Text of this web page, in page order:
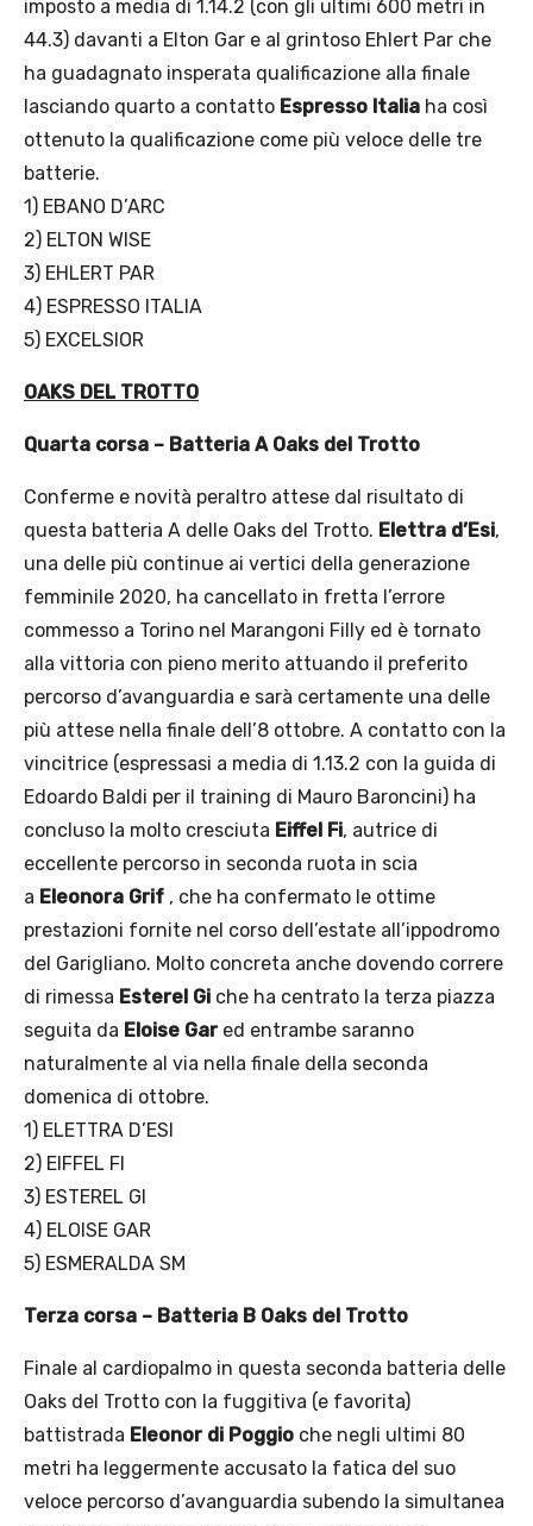
imposto a media di 1.14.2 (con gli ultimi 600 metri in
44.3) davanti a Elton Gar e al grintoso Ehlert Par che
ha guadagnato insperata qualificazione alla finale
lasciando quarto a contatto Espresso Italia ha così
ottenuto la qualificazione come più veloce delle tre
batterie.
1) EBANO D’ARC
2) ELTON WISE
3) EHLERT PAR
4) ESPRESSO ITALIA
5) EXCELSIOR
OAKS DEL TROTTO
Quarta corsa – Batteria A Oaks del Trotto
Conferme e novità peraltro attese dal risultato di
questa batteria A delle Oaks del Trotto. Elettra d’Esi,
una delle più continue ai vertici della generazione
femminile 2020, ha cancellato in fretta l’errore
commesso a Torino nel Marangoni Filly ed è tornato
alla vittoria con pieno merito attuando il preferito
percorso d’avanguardia e sarà certamente una delle
più attese nella finale dell’8 ottobre. A contatto con la
vincitrice (espressasi a media di 1.13.2 con la guida di
Edoardo Baldi per il training di Mauro Baroncini) ha
concluso la molto cresciuta Eiffel Fi, autrice di
eccellente percorso in seconda ruota in scia
a Eleonora Grif , che ha confermato le ottime
prestazioni fornite nel corso dell’estate all’ippodromo
del Garigliano. Molto concreta anche dovendo correre
di rimessa Esterel Gi che ha centrato la terza piazza
seguita da Eloise Gared entrambe saranno
naturalmente al via nella finale della seconda
domenica di ottobre.
1) ELETTRA D’ESI
2) EIFFEL FI
3) ESTEREL GI
4) ELOISE GAR
5) ESMERALDA SM
Terza corsa – Batteria B Oaks del Trotto
Finale al cardiopalmo in questa seconda batteria delle
Oaks del Trotto con la fuggitiva (e favorita)
battistrada Eleonor di Poggio che negli ultimi 80
metri ha leggermente accusato la fatica del suo
veloce percorso d’avanguardia subendo la simultanea